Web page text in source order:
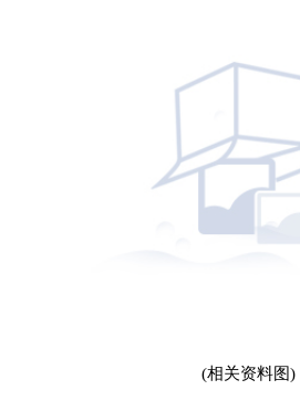
(相关资料图)